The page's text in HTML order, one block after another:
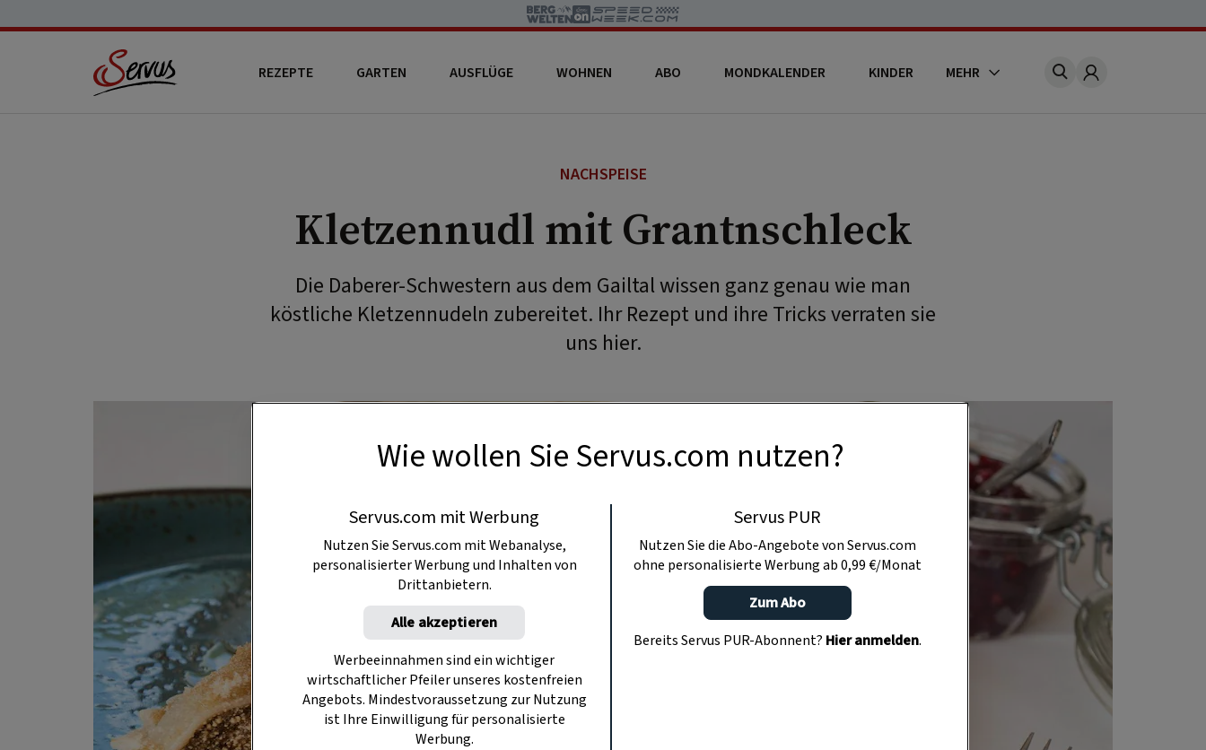
REZEPTE GARTEN AUSFLÜGE WOHNEN ABO MONDKALENDER KINDER MEHR Account
NACHSPEISE
Kletzennudl mit Grantnschleck
Die Daberer-Schwestern aus dem Gailtal wissen ganz genau wie man
köstliche Kletzennudeln zubereitet. Ihr Rezept und ihre Tricks verraten sie
uns hier.
Wie wollen Sie Servus.com nutzen?
Servus.com mit Werbung
Nutzen Sie Servus.com mit Webanalyse,
personalisierter Werbung und Inhalten von
Drittanbietern.
Alle akzeptieren
Werbeeinnahmen sind ein wichtiger
wirtschaftlicher Pfeiler unseres kostenfreien
Angebots. Mindestvoraussetzung zur Nutzung
ist Ihre Einwilligung für personalisierte
Werbung.
Servus PUR
Nutzen Sie die Abo-Angebote von Servus.com
ohne personalisierte Werbung ab 0,99 €/Monat
Zum Abo
Bereits Servus PUR-Abonnent? Hier anmelden.